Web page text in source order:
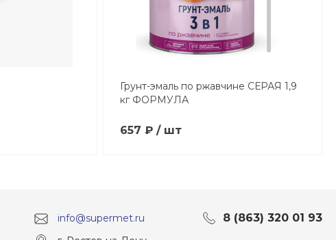
Грунт-эмаль по ржавчине СЕРАЯ 1,9
кг ФОРМУЛА
657 ₽ / шт
info@supermet.ru 8 (863) 320 01 93